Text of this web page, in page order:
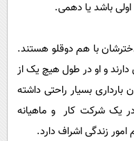
باشد یا دهمی.
13 سال دارد و 6 فرزند دخترشان با هم دوقلو هستند.
دارند و او در طول هیچ یک از
بسیار راحتی داشته
یک شرکت کار و ماهیانه